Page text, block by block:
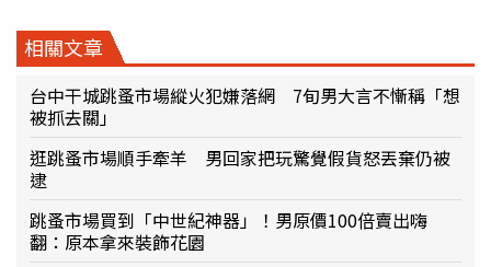
相關文章
台中干城跳蚤市場縱火犯嫌落網 7旬男大言不慚稱「想
被抓去關」
逛跳蚤市場順手牽羊 男回家把玩驚覺假貨怒丟棄仍被
逮
跳蚤市場買到「中世紀神器」！男原價100倍賣出嗨
翻：原本拿來裝飾花園